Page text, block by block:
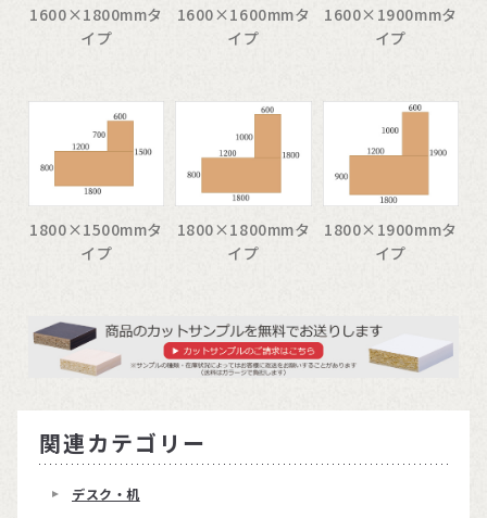
1600×1800mmタ
イプ
1600×1600mmタ
イプ
1600×1900mmタ
イプ
1800×1500mmタ
イプ
1800×1800mmタ
イプ
1800×1900mmタ
イプ
関連カテゴリー
デスク・机